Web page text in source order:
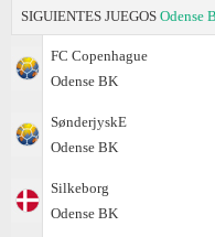
SIGUIENTES JUEGOS Odense
FC Copenhague
Odense BK
SønderjyskE
Odense BK
Silkeborg
Odense BK